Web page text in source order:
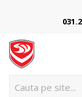
Cauta pe site...